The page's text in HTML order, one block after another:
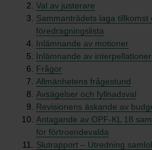
Val av justerare
Sammanträdets laga tillkomst
föredragningslista
Inlämnande av motioner
Inlämnande av interpellationer
Frågor
Allmänhetens frågestund
Avsägelser och fyllnadsval
Revisionens äskande av
Antagande av OPF-KL 18
för förtroendevalda
Slutrapport – Utredning